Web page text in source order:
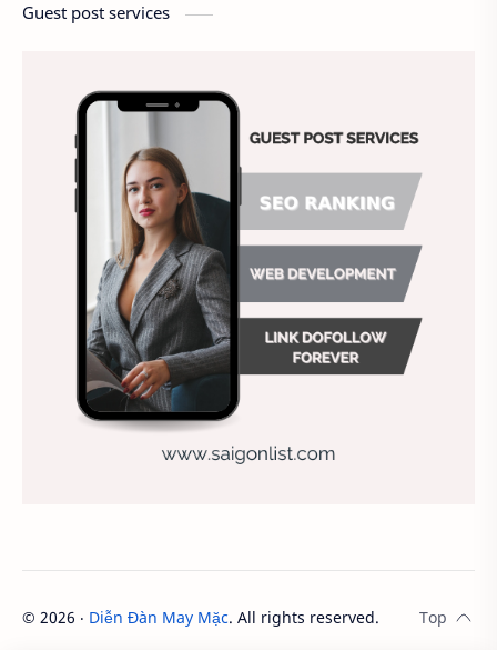
Ảnh nền chuẩn HD Ảnh nền đẹp
Ảnh nền sinh nhật
Animal Ankle boots Antarctic
Antibodies against Covid-19 Antiquarian
Antiviral antibodies Áo bà ba
Áo bà ba hiện đại Áo bà bầu Áo bác sĩ
Áo bếp trưởng áo công nhân
Guest post services
© 2026 ‧ Diễn Đàn May Mặc. All rights reserved.